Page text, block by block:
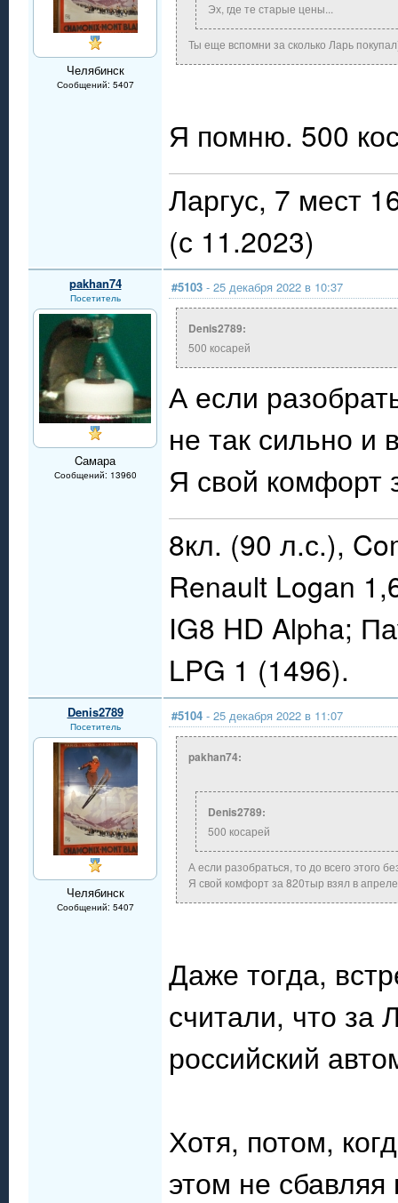
Челябинск
Сообщений: 5407
Эх, где те старые цены...
Ты еще вспомни за сколько Ларь
Я помню. 500
Ларгус, 7 мест
(с 11.2023)
pakhan74
Посетитель
Cамара
Сообщений: 13960
#5103 - 25 декабря 2022 в 10:37
Denis2789:
500 косарей
А если
не так сильно и
Я свой комфорт
8кл. (90 л.с.),
Renault Logan
IG8 HD Alpha;
LPG 1 (1496).
Denis2789
Посетитель
Челябинск
Сообщений: 5407
#5104 - 25 декабря 2022 в 11:07
pakhan74:
Denis2789:
500 косарей
А если разобраться, то до всего этого
Я свой комфорт за 820тыр взял в
Даже тогда,
считали, что за
российский
Хотя, потом,
этом не